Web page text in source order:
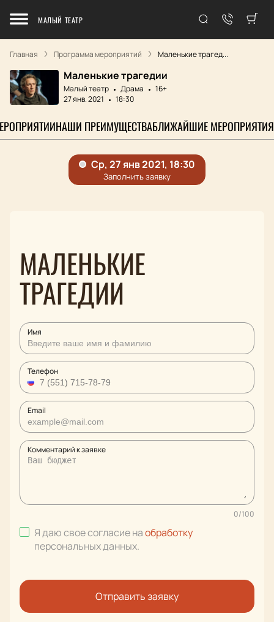
МАЛЫЙ ТЕАТР
Главная Программа мероприятий Маленькие трагед...
Маленькие трагедии
Малый театр Драма
16+
27 янв. 2021
18:30
НАШИ ПРЕИМУЩЕСТВАБЛИЖАЙШИЕ МЕРОПРИЯТИЯ
МАЛЕНЬКИЕ
ТРАГЕДИИ
Имя
Телефон
Email
Комментарий к заявке
0/100
Я даю свое согласие наобработку
персональных данных.
Отправить заявку